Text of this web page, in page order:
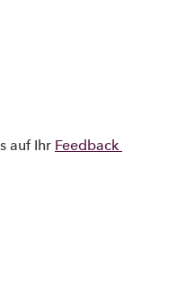
auf Ihr Feedback